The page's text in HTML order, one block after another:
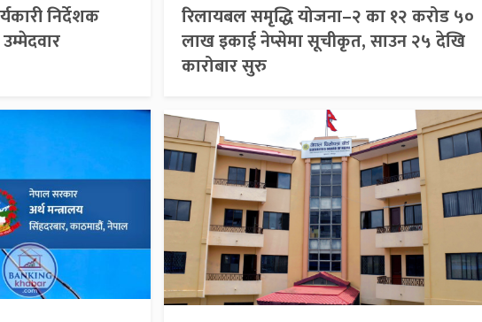
निर्देशक
रिलायबल समृद्धि योजना–२ का १२ करोड ५०
लाख इकाई नेप्सेमा सूचीकृत, साउन २५ देखि
कारोबार सुरु